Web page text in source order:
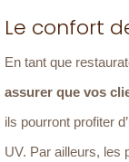
Le confort
En tant que
assurer que vos
ils pourront profiter
UV. Par ailleurs, les